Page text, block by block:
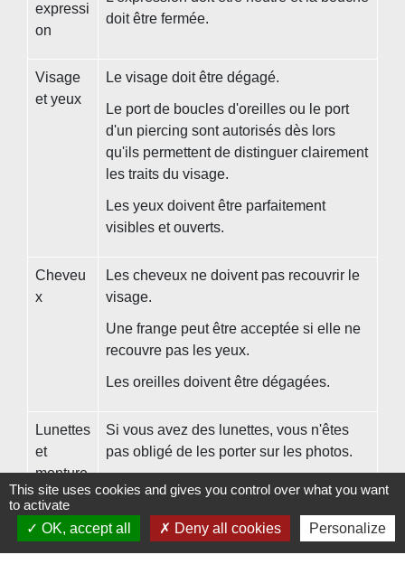
expressi
on
doit être fermée.
Visage
et yeux
Le visage doit être dégagé.
Le port de boucles d'oreilles ou le port
d'un piercing sont autorisés dès lors
qu'ils permettent de distinguer clairement
les traits du visage.
Les yeux doivent être parfaitement
visibles et ouverts.
Cheveu
x
Les cheveux ne doivent pas recouvrir le
visage.
Une frange peut être acceptée si elle ne
recouvre pas les yeux.
Les oreilles doivent être dégagées.
Lunettes
et
monture
s
Si vous avez des lunettes, vous n'êtes
pas obligé de les porter sur les photos.
Par contre, si vous les portez :
La monture ne doit pas être épaisse et
ne pas masquer les yeux
This site uses cookies and gives you control over what you want
to activate
OK, accept all
Deny all cookies Personalize